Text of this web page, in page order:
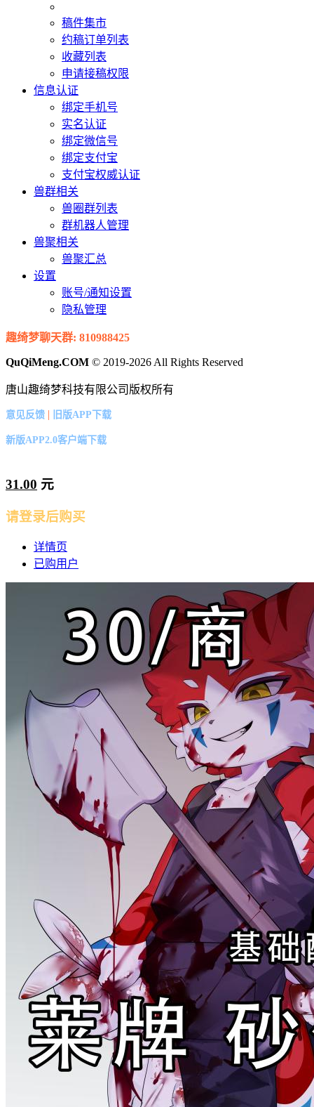
稿件集市
约稿订单列表
收藏列表
申请接稿权限
信息认证
绑定手机号
实名认证
绑定微信号
绑定支付宝
支付宝权威认证
兽群相关
兽圈群列表
群机器人管理
兽聚相关
兽聚汇总
设置
账号/通知设置
隐私管理
趣绮梦聊天群: 810988425
QuQiMeng.COM © 2019-2026 All Rights Reserved
唐山趣绮梦科技有限公司版权所有
意见反馈 | 旧版APP下载
新版APP2.0客户端下载
31.00 元
请登录后购买
详情页
已购用户